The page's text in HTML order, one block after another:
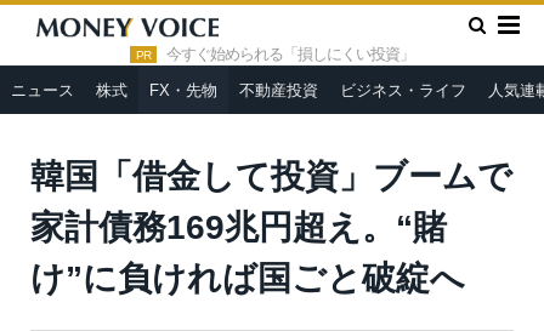
PR 今すぐ始められる「損しにくい投資」
ニュース 株式 FX・先物 不動産投資 ビジネス・ライフ 人気連
HOME » FX・先物 »
韓国「借金して投資」ブームで家計債務
169兆円超え。“賭け”に負ければ国ごと破綻へ
韓国「借金して投資」ブームで
家計債務169兆円超え。“賭
け”に負ければ国ごと破綻へ